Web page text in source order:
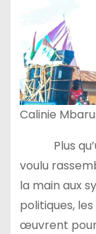
Calinie
Plus
voulu
la main aux
politiques,
œuvrent pour